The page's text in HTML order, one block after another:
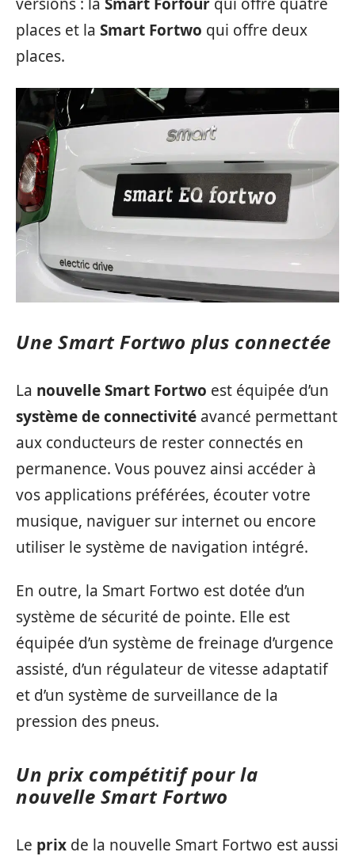
places et la Smart Fortwo qui offre deux
places.
Une Smart Fortwo plus connectée
La nouvelle Smart Fortwo est équipée d’un
système de connectivité avancé permettant
aux conducteurs de rester connectés en
permanence. Vous pouvez ainsi accéder à
vos applications préférées, écouter votre
musique, naviguer sur internet ou encore
utiliser le système de navigation intégré.
En outre, la Smart Fortwo est dotée d’un
système de sécurité de pointe. Elle est
équipée d’un système de freinage d’urgence
assisté, d’un régulateur de vitesse adaptatif
et d’un système de surveillance de la
pression des pneus.
Un prix compétitif pour la
nouvelle Smart Fortwo
Le prix de la nouvelle Smart Fortwo est aussi